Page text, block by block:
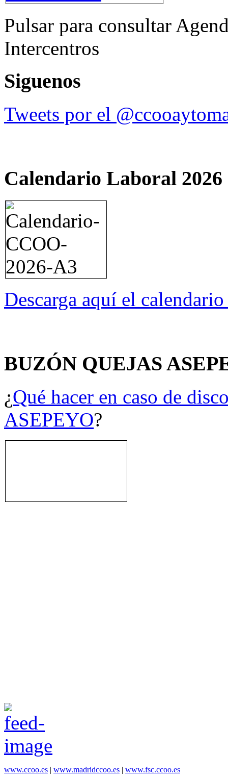
Pulsar para consultar
Intercentros
Siguenos
Tweets por el
Calendario Laboral 2026
Descarga aquí el
BUZÓN QUEJAS
¿Qué hacer en caso de
ASEPEYO?
www.ccoo.es | www.madridccoo.es | www.fsc.ccoo.es